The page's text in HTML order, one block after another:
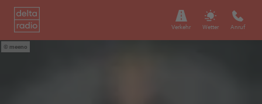
Verkehr Wetter Anruf
meeno